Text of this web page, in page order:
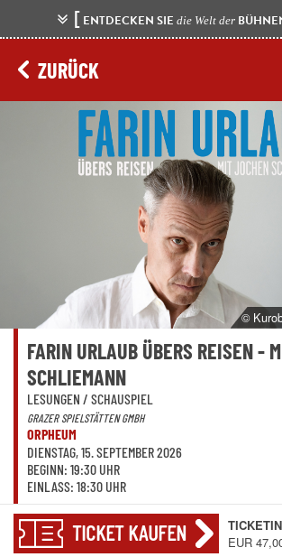
[ ENTDECKEN SIE die Welt der
ZURÜCK
©
FARIN URLAUB ÜBERS REISEN -
SCHLIEMANN
LESUNGEN / SCHAUSPIEL
GRAZER SPIELSTÄTTEN GMBH
ORPHEUM
DIENSTAG, 15. SEPTEMBER 2026
BEGINN: 19:30 UHR
EINLASS: 18:30 UHR
TICKET KAUFEN
EUR